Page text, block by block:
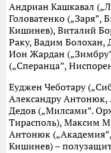
Андриан Кашкавал
Головатенко („Заря”,
Кишинев), Виталий
Раку, Вадим Болохан,
Ион Жардан
(„Сперанца”,
Еуджен Чеботару
Александру Антонюк,
Дедов („Милсами”.
Тирасполь), Максим
Антонюк
Кишинев) –